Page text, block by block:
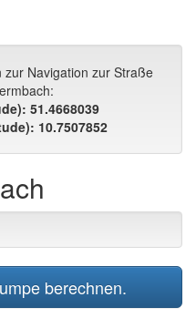
zur Navigation zur Straße
51.4668039
10.7507852
berechnen.